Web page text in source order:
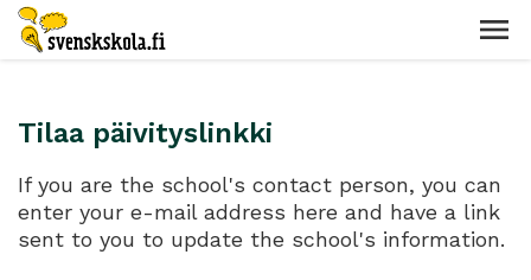
Tilaa päivityslinkki
If you are the school's contact person, you can
enter your e-mail address here and have a link
sent to you to update the school's information.